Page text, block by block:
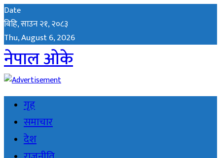
Date
बिहि, साउन २१, २०८३
Thu, August 6, 2026
नेपाल ओके
गृह
समाचार
देश